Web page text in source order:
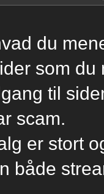
du
som
til
scam.
er stort
både